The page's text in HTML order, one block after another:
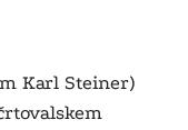
Karl Steiner)